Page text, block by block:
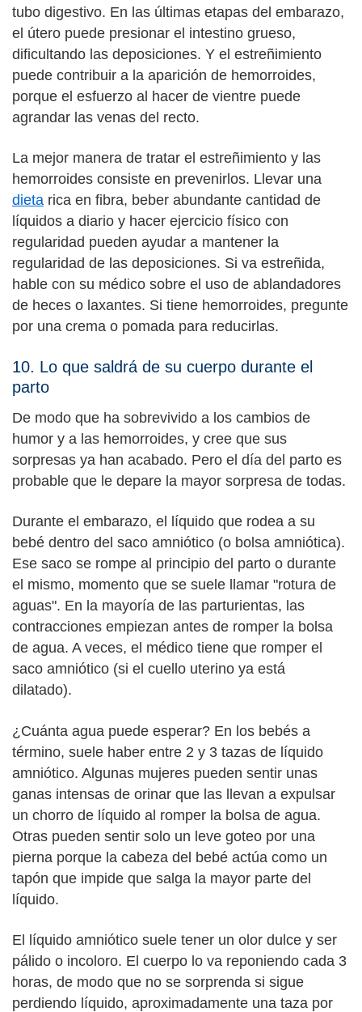
tubo digestivo. En las últimas etapas del embarazo,
el útero puede presionar el intestino grueso,
dificultando las deposiciones. Y el estreñimiento
puede contribuir a la aparición de hemorroides,
porque el esfuerzo al hacer de vientre puede
agrandar las venas del recto.
La mejor manera de tratar el estreñimiento y las
hemorroides consiste en prevenirlos. Llevar una
dieta rica en fibra, beber abundante cantidad de
líquidos a diario y hacer ejercicio físico con
regularidad pueden ayudar a mantener la
regularidad de las deposiciones. Si va estreñida,
hable con su médico sobre el uso de ablandadores
de heces o laxantes. Si tiene hemorroides, pregunte
por una crema o pomada para reducirlas.
10. Lo que saldrá de su cuerpo durante el
parto
De modo que ha sobrevivido a los cambios de
humor y a las hemorroides, y cree que sus
sorpresas ya han acabado. Pero el día del parto es
probable que le depare la mayor sorpresa de todas.
Durante el embarazo, el líquido que rodea a su
bebé dentro del saco amniótico (o bolsa amniótica).
Ese saco se rompe al principio del parto o durante
el mismo, momento que se suele llamar "rotura de
aguas". En la mayoría de las parturientas, las
contracciones empiezan antes de romper la bolsa
de agua. A veces, el médico tiene que romper el
saco amniótico (si el cuello uterino ya está
dilatado).
¿Cuánta agua puede esperar? En los bebés a
término, suele haber entre 2 y 3 tazas de líquido
amniótico. Algunas mujeres pueden sentir unas
ganas intensas de orinar que las llevan a expulsar
un chorro de líquido al romper la bolsa de agua.
Otras pueden sentir solo un leve goteo por una
pierna porque la cabeza del bebé actúa como un
tapón que impide que salga la mayor parte del
líquido.
El líquido amniótico suele tener un olor dulce y ser
pálido o incoloro. El cuerpo lo va reponiendo cada 3
horas, de modo que no se sorprenda si sigue
perdiendo líquido, aproximadamente una taza por